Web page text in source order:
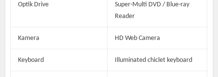
Optik Drive
Super-Multi DVD / Blue-ray
Reader
Kamera HD Web Camera
Keyboard Illuminated chiclet keyboard